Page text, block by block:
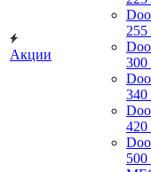
Акции